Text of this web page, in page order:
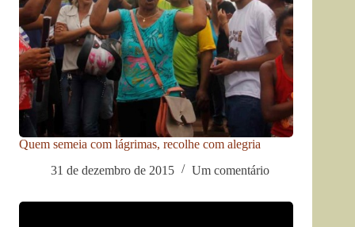
Quem semeia com lágrimas, recolhe com alegria
31 de dezembro de 2015
Um comentário